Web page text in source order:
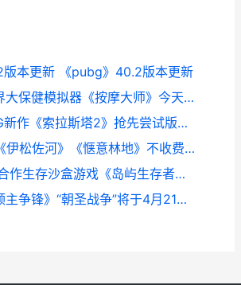
版本更新 《pubg》40.2版本更新
【抽奖】异世界大保健模拟器《按摩大师》今天正式登陆Steam 异世界抽奖无双
D&D规则CRPG新作《索拉斯塔2》抢先尝试版现已推出 drc规则有哪些
Epic喜加二：《伊松佐河》《惬意林地》不收费领 epic喜加一网站
【抽奖】 多人合作生存沙盒游戏《岛屿生存者》最新DLC“冰霜堡垒”今天上线 多人抽牌游戏
征服沙海：《领主争锋》“朝圣战争”将于4月21日上线